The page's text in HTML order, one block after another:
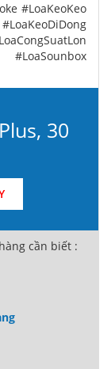
#LoaKeoKeo
30
cần biết :